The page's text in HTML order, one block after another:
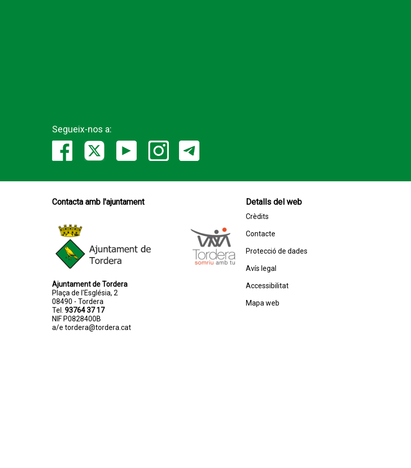
Segueix-nos a:
Contacta amb l'ajuntament
Ajuntament de Tordera
Plaça de l'Església, 2
08490 - Tordera
Tel. 93764 37 17
NIF P0828400B
a/e tordera@tordera.cat
Detalls del web
Crèdits
Contacte
Protecció de dades
Avís legal
Accessibilitat
Mapa web